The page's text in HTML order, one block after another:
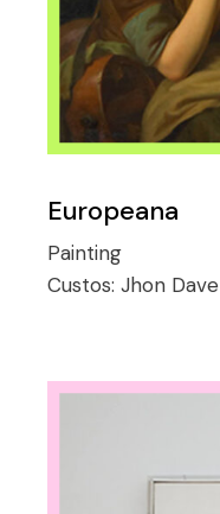
Europeana
Painting
Custos:Jhon Dave